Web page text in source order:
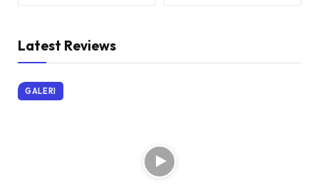
Latest Reviews
GALERI